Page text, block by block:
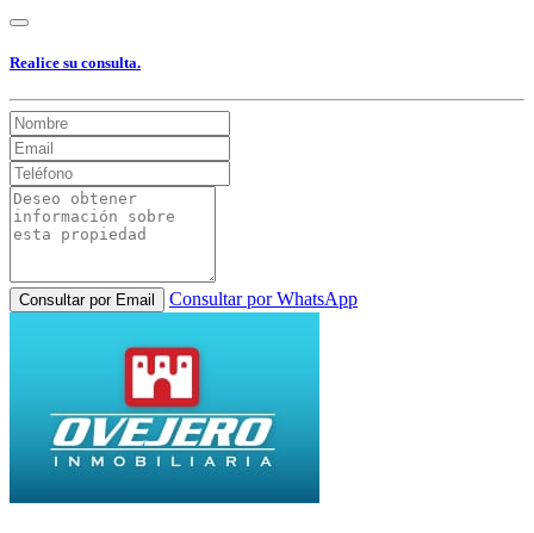
Realice su consulta.
Consultar por Email Consultar por WhatsApp